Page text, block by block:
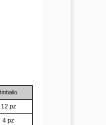
Imballo
12 pz
4 pz